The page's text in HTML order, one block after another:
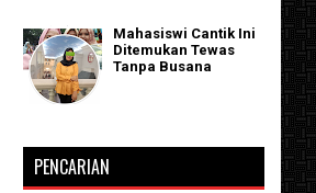
Mahasiswi Cantik Ini
Ditemukan Tewas
Tanpa Busana
PENCARIAN